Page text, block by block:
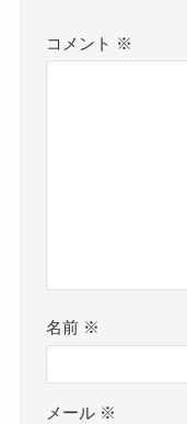
コメント ※
名前 ※
メール ※